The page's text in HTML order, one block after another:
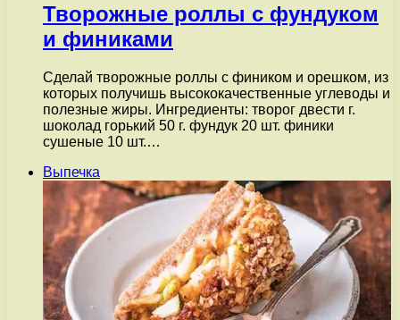
Творожные роллы с фундуком
и финиками
Сделай творожные роллы с фиником и орешком, из
которых получишь высококачественные углеводы и
полезные жиры. Ингредиенты: творог двести г.
шоколад горький 50 г. фундук 20 шт. финики
сушеные 10 шт.…
Выпечка